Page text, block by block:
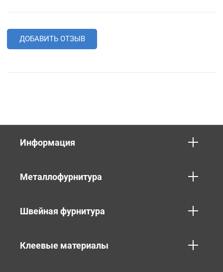
ДОБАВИТЬ ОТЗЫВ
Информация
Металлофурнитура
Швейная фурнитура
Клеевые материалы